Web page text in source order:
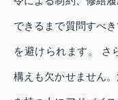
できるまで質問すべ
を避けられます。 さ
構えも欠かせません